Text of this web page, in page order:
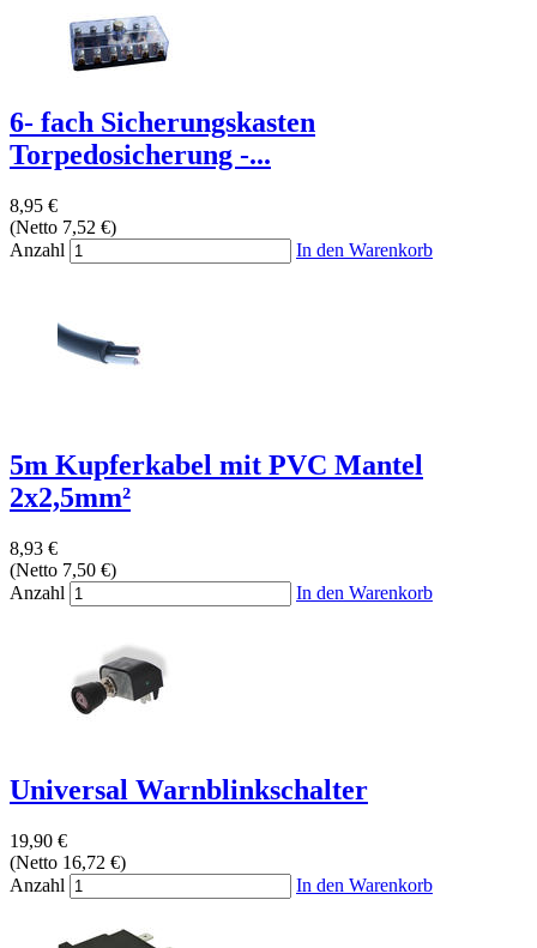
6- fach Sicherungskasten
Torpedosicherung -...
8,95 €
(Netto 7,52 €)
Anzahl
In den Warenkorb
5m Kupferkabel mit PVC Mantel
2x2,5mm²
8,93 €
(Netto 7,50 €)
Anzahl
In den Warenkorb
Universal Warnblinkschalter
19,90 €
(Netto 16,72 €)
Anzahl
In den Warenkorb